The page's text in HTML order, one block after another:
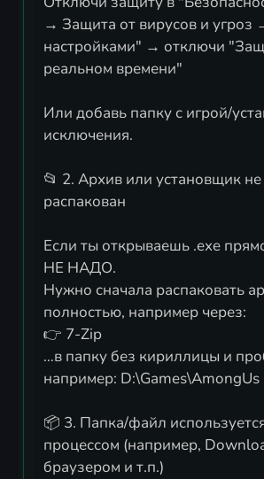
→ Защита от вирусов и угроз
настройками" → отключи
реальном времени"
Или добавь папку с игрой/
исключения.
📂 2. Архив или установщик
распакован
Если ты открываешь .exe
НЕ НАДО.
Нужно сначала распаковать
полностью, например через:
👉 7-Zip
…в папку без кириллицы и
например: D:\Games\AmongUs
📦 3. Папка/файл
процессом (например,
браузером и т.п.)